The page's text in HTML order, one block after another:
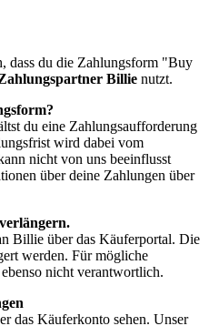
dass du die Zahlungsform "Buy
Billie nutzt.
du eine Zahlungsaufforderung
wird dabei vom
nicht von uns beeinflusst
über deine Zahlungen über
Billie über das Käuferportal. Die
werden. Für mögliche
nicht verantwortlich.
das Käuferkonto sehen. Unser